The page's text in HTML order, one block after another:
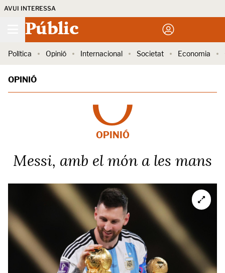
AVUI INTERESSA
Públic
Política Opinió Internacional Societat Economia
OPINIÓ
OPINIÓ
Messi, amb el món a les mans